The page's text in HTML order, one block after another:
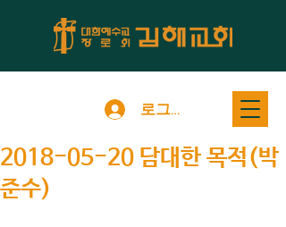
로그인
2018-05-20 담대한 목적(박
준수)